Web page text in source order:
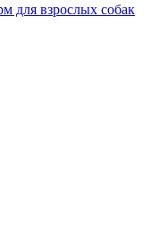
для взрослых собак